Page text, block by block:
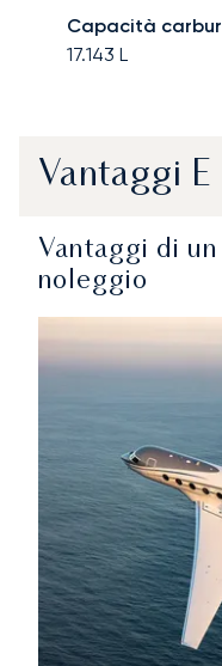
Capacità
17.143 L
Vantaggi E
Vantaggi di
noleggio